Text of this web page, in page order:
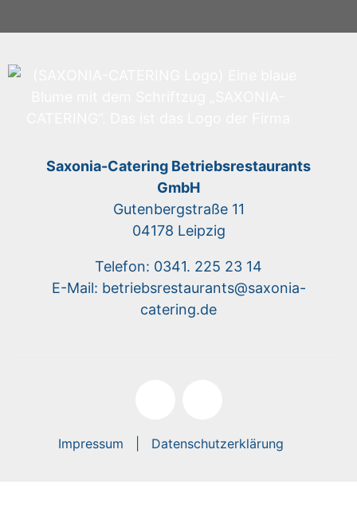
Saxonia-Catering Betriebsrestaurants
GmbH
Gutenbergstraße 11
04178 Leipzig
Telefon: 0341. 225 23 14
E-Mail: betriebsrestaurants@saxonia-
catering.de
Impressum Datenschutzerklärung